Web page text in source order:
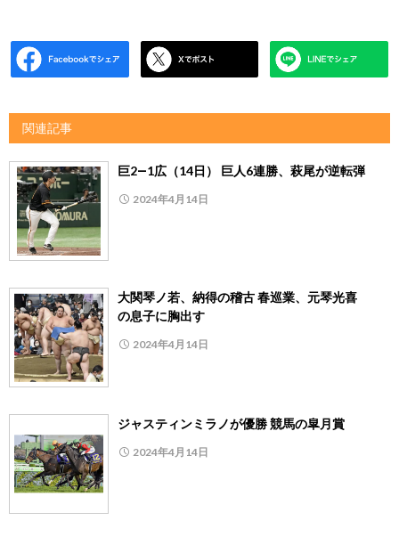
関連記事
巨2―1広（14日） 巨人6連勝、萩尾が逆転弾
2024年4月14日
大関琴ノ若、納得の稽古 春巡業、元琴光喜
の息子に胸出す
2024年4月14日
ジャスティンミラノが優勝 競馬の皐月賞
2024年4月14日